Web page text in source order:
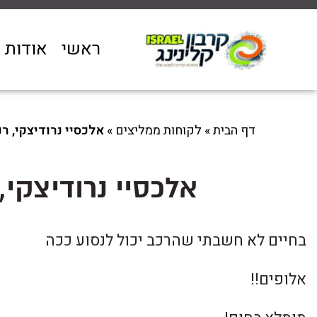
ראשי אודות
דף הבית» לקוחות ממליצים »אלכסיי נרוד יצקי,
אלכסיי נרוד
בחיים לא חשבתי שהרכב יכול לנסוע ככה
אלופים!!